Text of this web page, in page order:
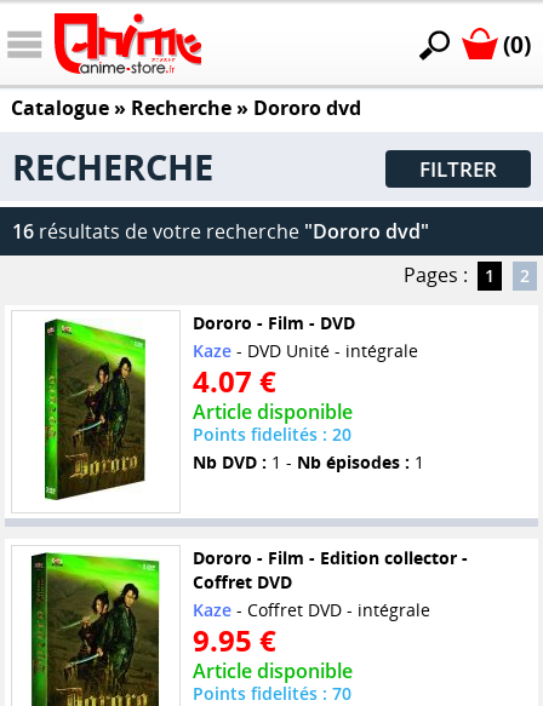
(0)
Catalogue» Recherche » Dororo dvd
RECHERCHE FILTRER
16 résultats de votre recherche "Dororo dvd"
Pages :
1 2
Dororo - Film - DVD
Kaze- DVD Unité - intégrale
4.07 €
Article disponible
Points fidelités : 20
Nb DVD : 1 - Nb épisodes : 1
Dororo - Film - Edition collector -
Coffret DVD
Kaze- Coffret DVD - intégrale
9.95 €
Article disponible
Points fidelités : 70